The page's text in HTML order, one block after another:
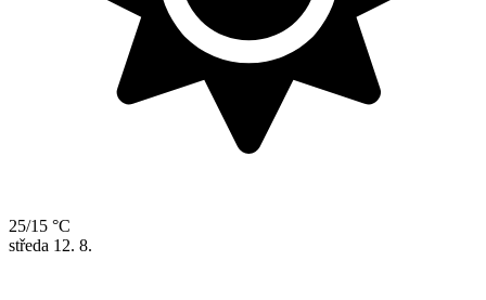
25/15 °C
středa 12. 8.